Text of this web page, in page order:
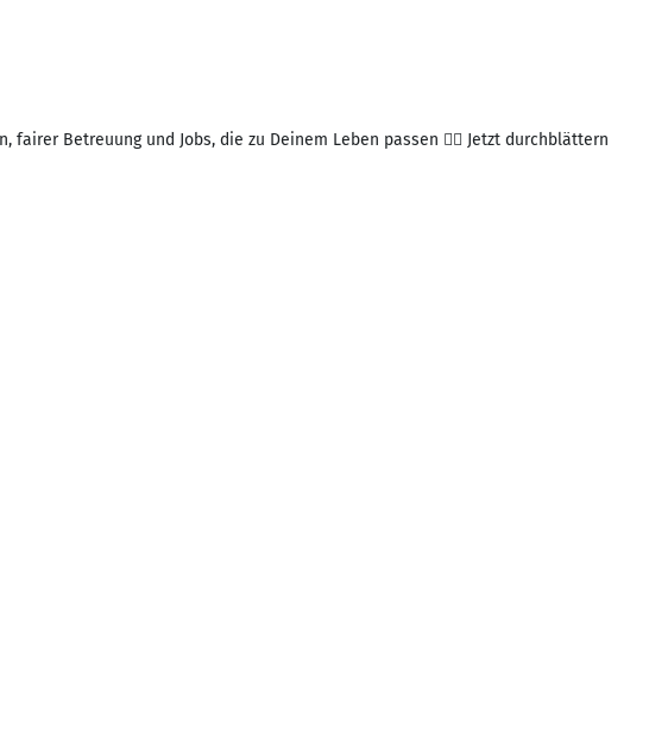
Betreuung und Jobs, die zu Deinem Leben passen 👉🏻 Jetzt durchblättern